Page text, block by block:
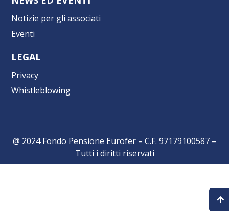
Notizie per gli associati
Eventi
LEGAL
Privacy
Whistleblowing
@ 2024 Fondo Pensione Eurofer – C.F. 97179100587 –
Tutti i diritti riservati